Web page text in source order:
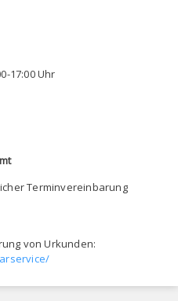
17:00 Uhr
Terminvereinbarung
von Urkunden: